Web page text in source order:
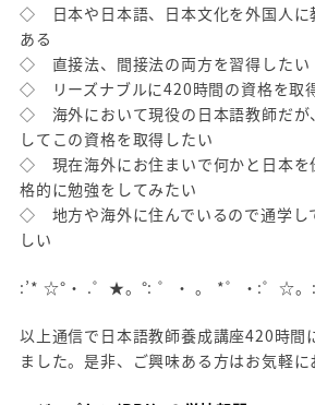
◇ 日本や日本語、日本文化を外国人に
ある
◇ 直接法、間接法の両方を習得したい
◇ リーズナブルに420時間の資格を取
◇ 海外において現役の日本語教師だが
してこの資格を取得したい
◇ 現在海外にお住まいで何かと日本を
格的に勉強をしてみたい
◇ 地方や海外に住んでいるので通学し
しい
:’* ☆°・ .゜★。°: ゜・ 。 *゜・:゜☆
以上通信で日本語教師養成講座420時間
ました。是非、ご興味ある方はお気軽に